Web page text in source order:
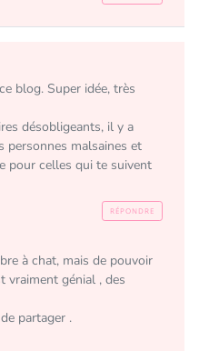
blog. Super idée, très
désobligeants, il y a
personnes malsaines et
pour celles qui te suivent
RÉPONDRE
à chat, mais de pouvoir
vraiment génial , des
partager .